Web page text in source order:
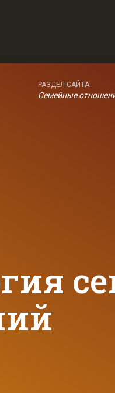
РАЗДЕЛ САЙТА:
Семейные